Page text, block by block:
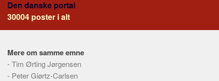
Den danske portal
30004 poster i alt
Mere om samme emne
-Tim Ørting Jørgensen
- Peter Giørtz-Carlsen